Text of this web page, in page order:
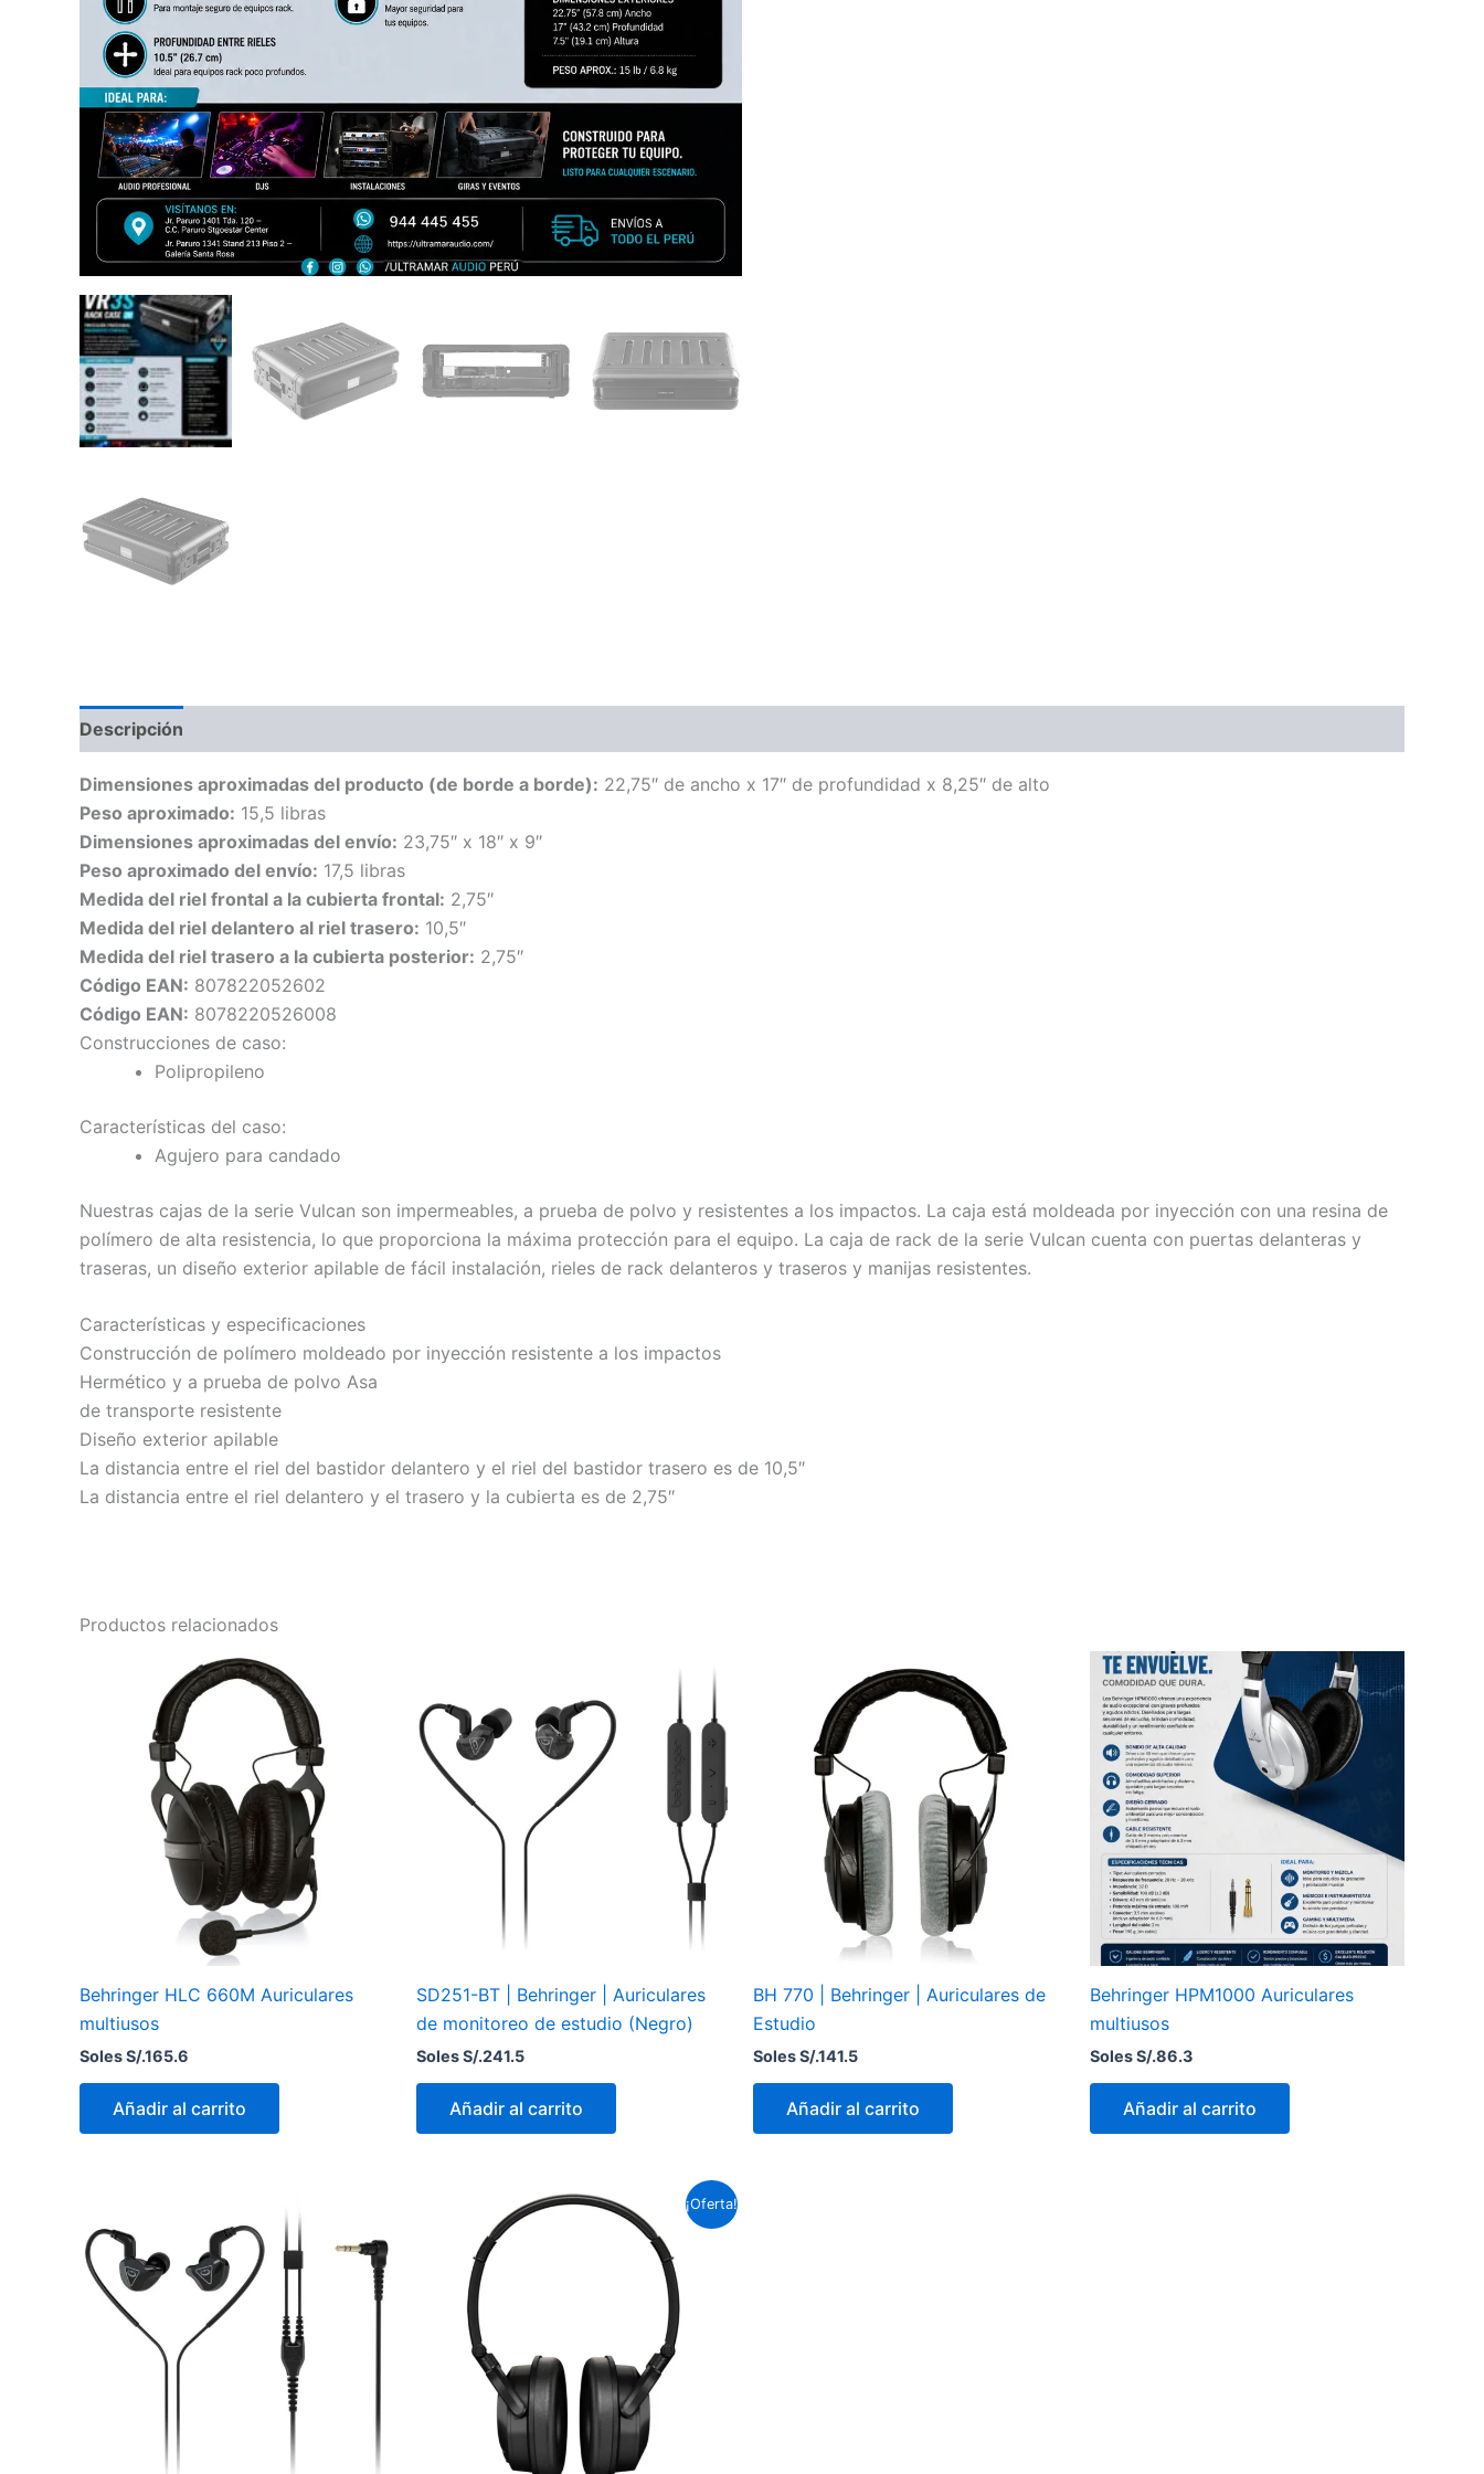
Descripción
Dimensiones aproximadas del producto (de borde a borde): 22,75″ de ancho x 17″ de profundidad x 8,25″ de alto
Peso aproximado: 15,5 libras
Dimensiones aproximadas del envío: 23,75″ x 18″ x 9″
Peso aproximado del envío: 17,5 libras
Medida del riel frontal a la cubierta frontal: 2,75″
Medida del riel delantero al riel trasero: 10,5″
Medida del riel trasero a la cubierta posterior: 2,75″
Código EAN: 807822052602
Código EAN: 8078220526008
Construcciones de caso:
Polipropileno
Características del caso:
Agujero para candado
Nuestras cajas de la serie Vulcan son impermeables, a prueba de polvo y resistentes a los impactos. La caja está moldeada por inyección con una resina de
polímero de alta resistencia, lo que proporciona la máxima protección para el equipo. La caja de rack de la serie Vulcan cuenta con puertas delanteras y
traseras, un diseño exterior apilable de fácil instalación, rieles de rack delanteros y traseros y manijas resistentes.
Características y especificaciones
Construcción de polímero moldeado por inyección resistente a los impactos
Hermético y a prueba de polvo Asa
de transporte resistente
Diseño exterior apilable
La distancia entre el riel del bastidor delantero y el riel del bastidor trasero es de 10,5″
La distancia entre el riel delantero y el trasero y la cubierta es de 2,75″
Productos relacionados
Behringer HLC 660M Auriculares
multiusos
Soles S/.165.6
Añadir al carrito
SD251-BT | Behringer | Auriculares
de monitoreo de estudio (Negro)
Soles S/.241.5
Añadir al carrito
BH 770 | Behringer | Auriculares de
Estudio
Soles S/.141.5
Añadir al carrito
Behringer HPM1000 Auriculares
multiusos
Soles S/.86.3
Añadir al carrito
¡Oferta!
El
precio
precio
actual
es:
Soles
S/.182.9.